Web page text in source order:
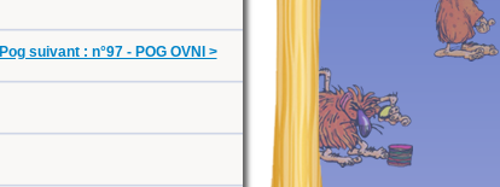
Pog suivant : n°97 - POG OVNI >